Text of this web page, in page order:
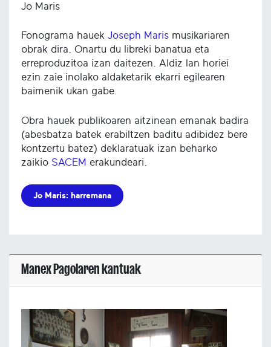
Jo Maris
Fonograma hauek Joseph Maris musikariaren
obrak dira. Onartu du libreki banatua eta
erreproduzitoa izan daitezen. Aldiz lan horiei
ezin zaie inolako aldaketarik ekarri egilearen
baimenik ukan gabe.
Obra hauek publikoaren aitzinean emanak badira
(abesbatza batek erabiltzen baditu adibidez bere
kontzertu batez) deklaratuak izan beharko
zaikio SACEM erakundeari.
Jo Maris: harremana
Manex Pagolaren kantuak